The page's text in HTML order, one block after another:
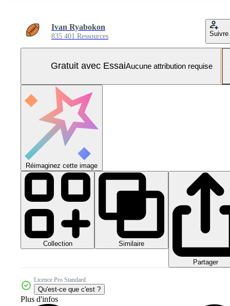
Ivan Ryabokon
835 401 Ressources Suivre
Gratuit avec EssaiAucune attribution requise
Réimaginez cette image
Collection Similaire
Partager
Licence Pro Standard
Qu'est-ce que c'est ?
Plus d'infos